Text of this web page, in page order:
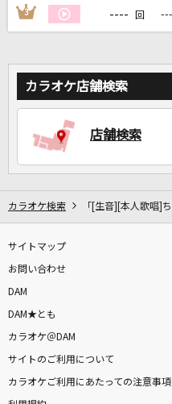
家族や友達と
3 ---- 回
カラオケ店舗検索
店舗検索
カラオケ検索 「[生音][本人歌唱]
サイトマップ
お問い合わせ
DAM
DAM★とも
カラオケ＠DAM
サイトのご利用について
カラオケご利用にあたっての注意事項